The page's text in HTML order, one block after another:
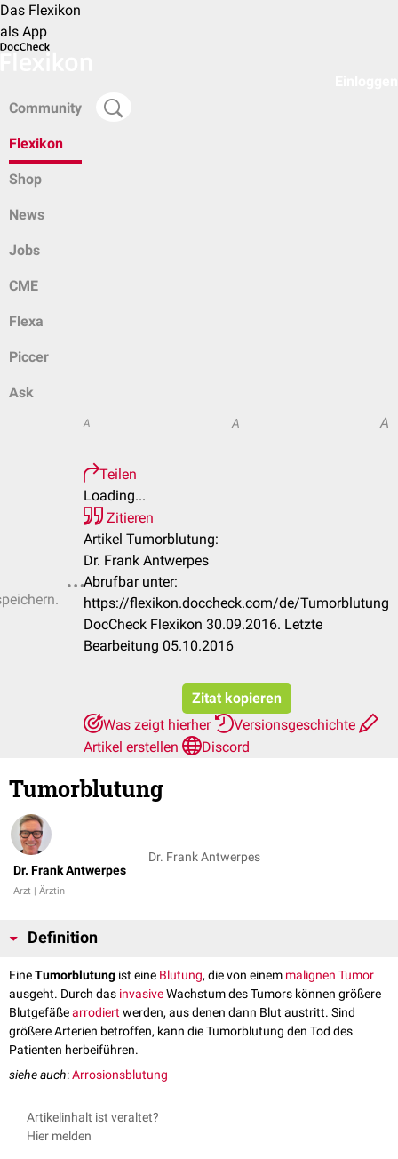
Das Flexikon
als App
Community
Flexikon
Shop
News
Jobs
CME
Flexa
Piccer
Ask
A A A
Teilen
Loading...
Zitieren
Artikel Tumorblutung:
Dr. Frank Antwerpes
Abrufbar unter:
https://flexikon.doccheck.com/de/Tumorblutung
DocCheck Flexikon 30.09.2016. Letzte
Bearbeitung 05.10.2016
Zitat kopieren
Was zeigt hierher
Versionsgeschichte
Artikel erstellen
Discord
Tumorblutung
Dr. Frank Antwerpes
Arzt | Ärztin
Dr. Frank Antwerpes
Definition
EineTumorblutung ist eine Blutung, die von einem malignen Tumor
ausgeht. Durch das invasiveWachstum des Tumors können größere
Blutgefäßearrodiertwerden, aus denen dann Blut austritt. Sind
größere Arterien betroffen, kann die Tumorblutung den Tod des
Patienten herbeiführen.
siehe auch:Arrosionsblutung
Artikelinhalt ist veraltet?
Hier melden